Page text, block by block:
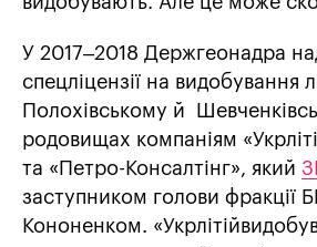
У 2017–2018 Держгеонадра
спецліцензії на видобування
Полохівському й
родовищах компаніям
та «Петро-Консалтінг», який
заступником голови фракції
Кононенком.